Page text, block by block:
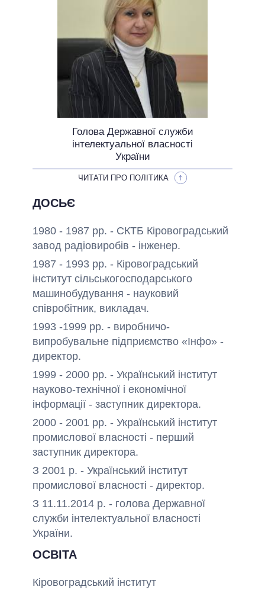
ОБІЦЯНКИ У ПРОЦЕСІ
ВСІ ОБІЦЯНКИ
АРХІВНІ ОБІЦЯНКИ
Голова Державної служби
інтелектуальної власності
України
ЧИТАТИ ПРО ПОЛІТИКА
ДОСЬЄ
1980 - 1987 рр. - СКТБ Кіровоградський
завод радіовиробів - інженер.
1987 - 1993 рр. - Кіровоградський
інститут сільськогосподарського
машинобудування - науковий
співробітник, викладач.
1993 -1999 рр. - виробничо-
випробувальне підприємство «Інфо» -
директор.
1999 - 2000 рр. - Український інститут
науково-технічної і економічної
інформації - заступник директора.
2000 - 2001 рр. - Український інститут
промислової власності - перший
заступник директора.
З 2001 р. - Український інститут
промислової власності - директор.
З 11.11.2014 р. - голова Державної
служби інтелектуальної власності
України.
ОСВІТА
Кіровоградський інститут